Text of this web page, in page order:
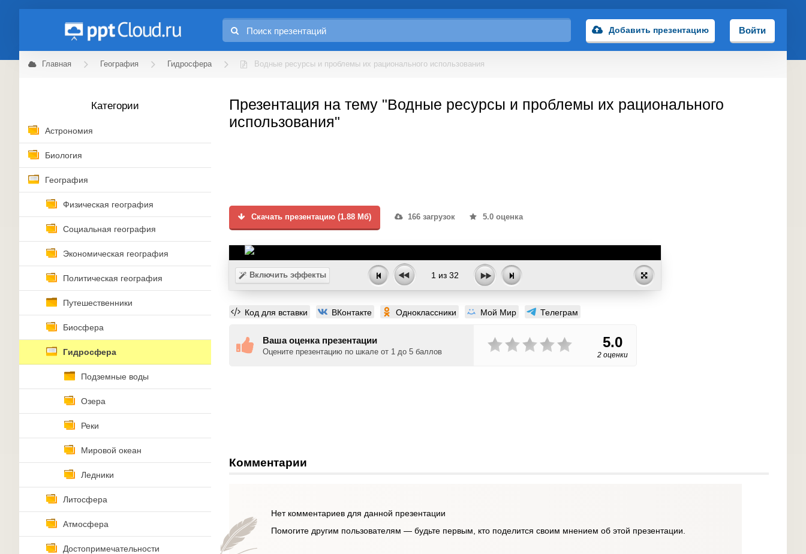
Добавить презентацию Войти
Главная География Гидросфера Водные ресурсы и проблемы их рационального использования
Категории
Астрономия
Биология
География
Физическая география
Социальная география
Экономическая география
Политическая география
Путешественники
Биосфера
Гидросфера
Подземные воды
Озера
Реки
Мировой океан
Ледники
Литосфера
Атмосфера
Достопримечательности
Презентация на тему "Водные ресурсы и проблемы их рационального
использования"
Скачать презентацию (1.88 Мб) 166 загрузок 5.0 оценка
Включить эффекты 1 из 32
Код для вставки ВКонтакте Одноклассники Мой Мир Телеграм
Ваша оценка презентации
Оцените презентацию по шкале от 1 до 5 баллов
5.0
2 оценки
Комментарии
Нет комментариев для данной презентации
Помогите другим пользователям — будьте первым, кто поделится своим мнением об этой презентации.